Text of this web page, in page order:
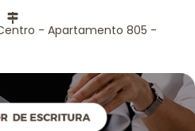
- Apartamento 805 -